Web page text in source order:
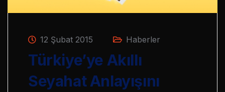
12 Şubat 2015 Haberler
Türkiye’ye Akıllı
Seyahat Anlayışını